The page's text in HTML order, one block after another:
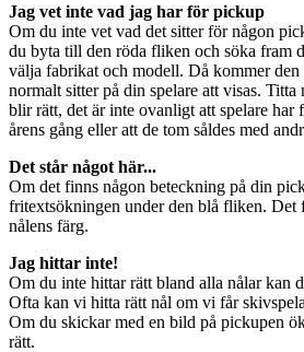
Jag vet inte vad jag har för pickup
Om du inte vet vad det sitter för någon
du byta till den röda fliken och söka fram
välja fabrikat och modell. Då kommer den
normalt sitter på din spelare att visas. Titta
blir rätt, det är inte ovanligt att spelare har
årens gång eller att de tom såldes med
Det står något här...
Om det finns någon beteckning på din
fritextsökningen under den blå fliken. Det
nålens färg.
Jag hittar inte!
Om du inte hittar rätt bland alla nålar kan
Ofta kan vi hitta rätt nål om vi får
Om du skickar med en bild på pickupen
rätt.